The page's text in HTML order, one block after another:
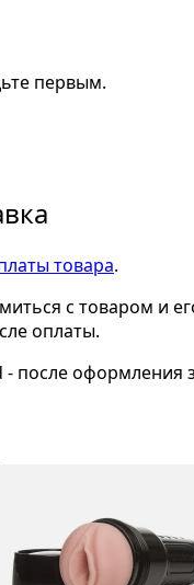
первым.
товара.
с товаром и
оплаты.
после оформления